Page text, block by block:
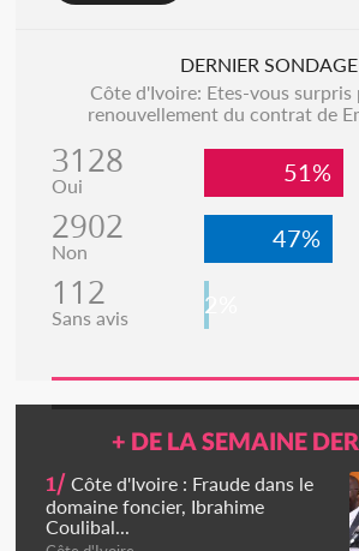
DERNIER SONDAGE
Côte d'Ivoire: Etes-vous surpris
renouvellement du contrat de
3128
Oui 51%
2902
Non 47%
112
Sans avis 2%
+ DE LA SEMAINE
1/ Côte d'Ivoire : Fraude dans le
domaine foncier, Ibrahime
Coulibal...